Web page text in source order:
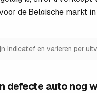
de Belgische markt
indicatief en varieren per
defecte auto nog